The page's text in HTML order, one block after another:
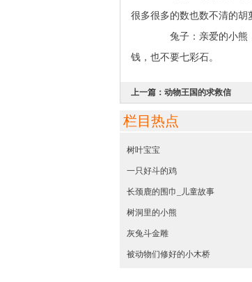
很多很多的数也数不清的胡
兔子：亲爱的小熊，
钱，也不要七彩石。
上一篇： 动物王国的求救信
栏目热点
树叶宝宝
一只好斗的鸡
长颈鹿的围巾_儿童故事
树洞里的小熊
灰兔斗金雕
被动物们修好的小木桥